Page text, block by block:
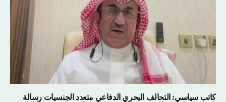
كاتب سياسي: التحالف البحري الدفاعي متعدد الجنسيات رسالة